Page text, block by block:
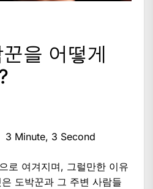
을 어떻게
3 Minute, 3 Second
로 여겨지며, 그럴만한 이유
도박꾼과 그 주변 사람들